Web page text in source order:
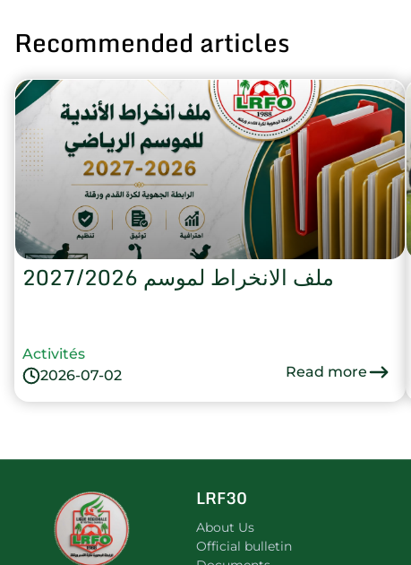
Recommended articles
ملف الانخراط لموسم 2027/2026
2026-07-02
Activités
Read more
LRF30
About Us
Official bulletin